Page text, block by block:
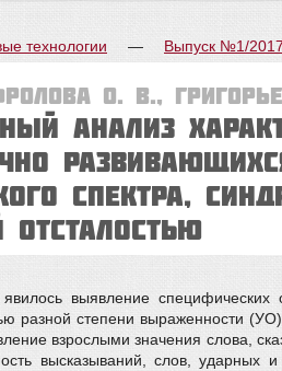
технологии — Выпуск №1/
О. В.,
анализ
спектра,
отсталостью
выявление
разной степени выраженности
взрослыми значения слова,
высказываний, слов, ударных